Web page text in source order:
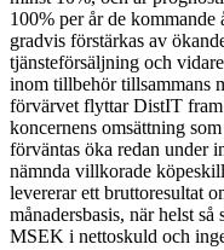
100% per år de
gradvis förstärkas av
tjänsteförsäljning och
inom tillbehör tillsammans
förvärvet flyttar DistIT fram
koncernens omsättning
förväntas öka redan under
nämnda villkorade
levererar ett bruttoresultat
månadersbasis, när helst
MSEK i nettoskuld och